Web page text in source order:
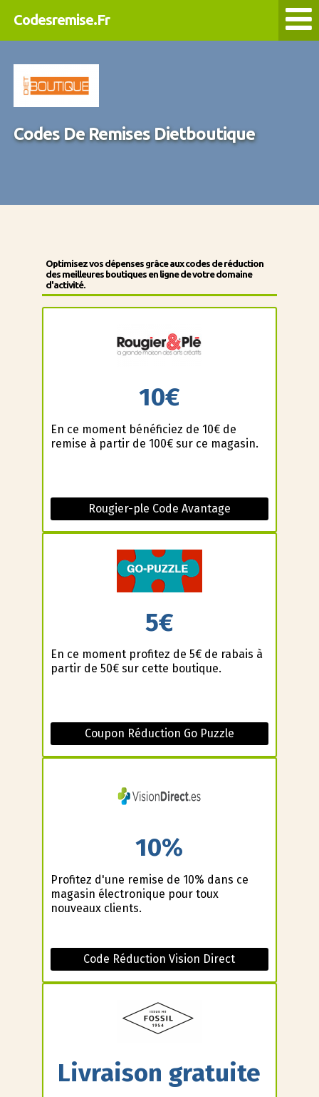
Codesremise.Fr
Codes De Remises Dietboutique
Optimisez vos dépenses grâce aux codes de réduction
des meilleures boutiques en ligne de votre domaine
d'activité.
10€
En ce moment bénéficiez de 10€ de
remise à partir de 100€ sur ce magasin.
Rougier-ple Code Avantage
5€
En ce moment profitez de 5€ de rabais à
partir de 50€ sur cette boutique.
Coupon Réduction Go Puzzle
10%
Profitez d'une remise de 10% dans ce
magasin électronique pour toux
nouveaux clients.
Code Réduction Vision Direct
Livraison gratuite